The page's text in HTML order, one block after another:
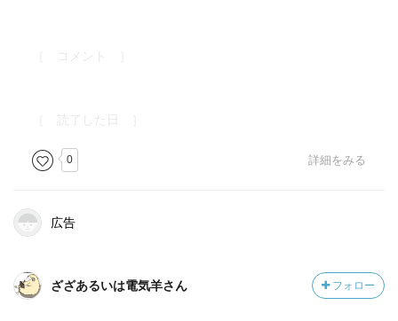
［ コメント ］
［ 読了した日 ］
0 詳細をみる
広告
ざざあるいは電気羊さん フォロー